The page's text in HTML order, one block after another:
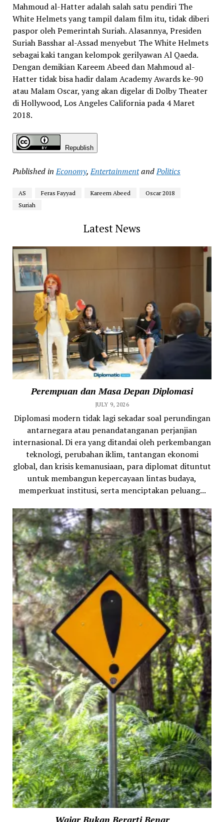
Mahmoud al-Hatter adalah salah satu pendiri The
White Helmets yang tampil dalam film itu, tidak diberi
paspor oleh Pemerintah Suriah. Alasannya, Presiden
Suriah Basshar al-Assad menyebut The White Helmets
sebagai kaki tangan kelompok gerilyawan Al Qaeda.
Dengan demikian Kareem Abeed dan Mahmoud al-
Hatter tidak bisa hadir dalam Academy Awards ke-90
atau Malam Oscar, yang akan digelar di Dolby Theater
di Hollywood, Los Angeles California pada 4 Maret
2018.
Republish
Published in Economy,EntertainmentandPolitics
AS Feras Fayyad Kareem Abeed
Oscar 2018
Suriah
Latest News
Perempuan dan Masa Depan Diplomasi
JULY 9, 2026
Diplomasi modern tidak lagi sekadar soal perundingan
antarnegara atau penandatanganan perjanjian
internasional. Di era yang ditandai oleh perkembangan
teknologi, perubahan iklim, tantangan ekonomi
global, dan krisis kemanusiaan, para diplomat dituntut
untuk membangun kepercayaan lintas budaya,
memperkuat institusi, serta menciptakan peluang...